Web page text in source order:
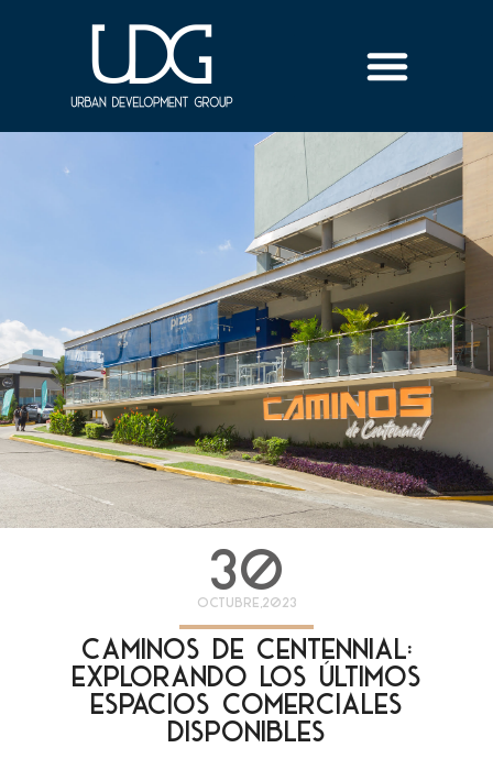
30
octubre,2023
Caminos de Centennial:
explorando los últimos
espacios comerciales
disponibles